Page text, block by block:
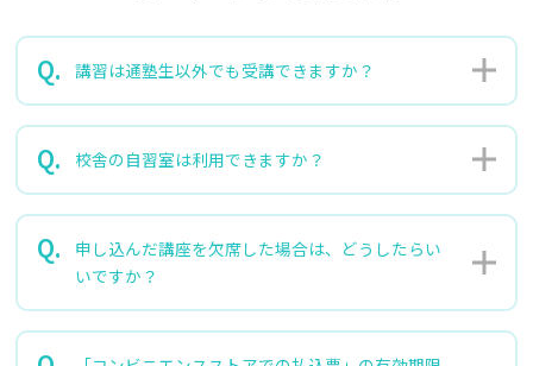
講習は通塾生以外でも受講できますか？
校舎の自習室は利用できますか？
申し込んだ講座を欠席した場合は、どうしたらい
いですか？